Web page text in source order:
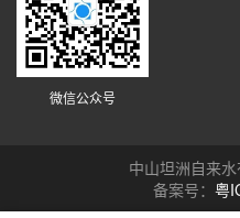
微信公众号
中山坦洲自来
备案号： 粤